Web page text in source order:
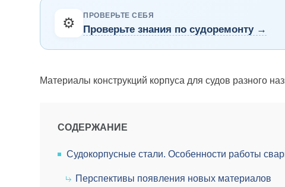
⚙️ ПРОВЕРЬТЕ СЕБЯ
Проверьте знания по судоремонту →
Материалы конструкций корпуса для судов разного
СОДЕРЖАНИЕ
Судокорпусные стали. Особенности работы
Перспективы появления новых материалов